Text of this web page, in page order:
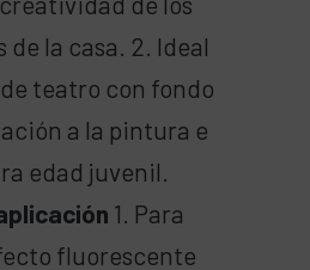
de la casa. 2. Ideal
teatro con fondo
a la pintura e
edad juvenil.
1. Para
fluorescente